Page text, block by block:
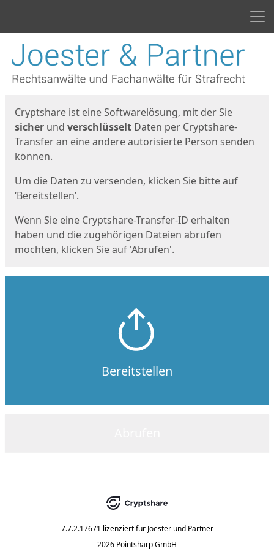
Start
Cryptshare ist eine Softwarelösung, mit der Sie
sicher und verschlüsselt Daten per Cryptshare-
Transfer an eine andere autorisierte Person senden
können.
Um die Daten zu versenden, klicken Sie bitte auf
‘Bereitstellen’.
Wenn Sie eine Cryptshare-Transfer-ID erhalten
haben und die zugehörigen Dateien abrufen
möchten, klicken Sie auf 'Abrufen'.
Bereitstellen
7.7.2.17671 lizenziert für Joester und Partner
2026 Pointsharp GmbH